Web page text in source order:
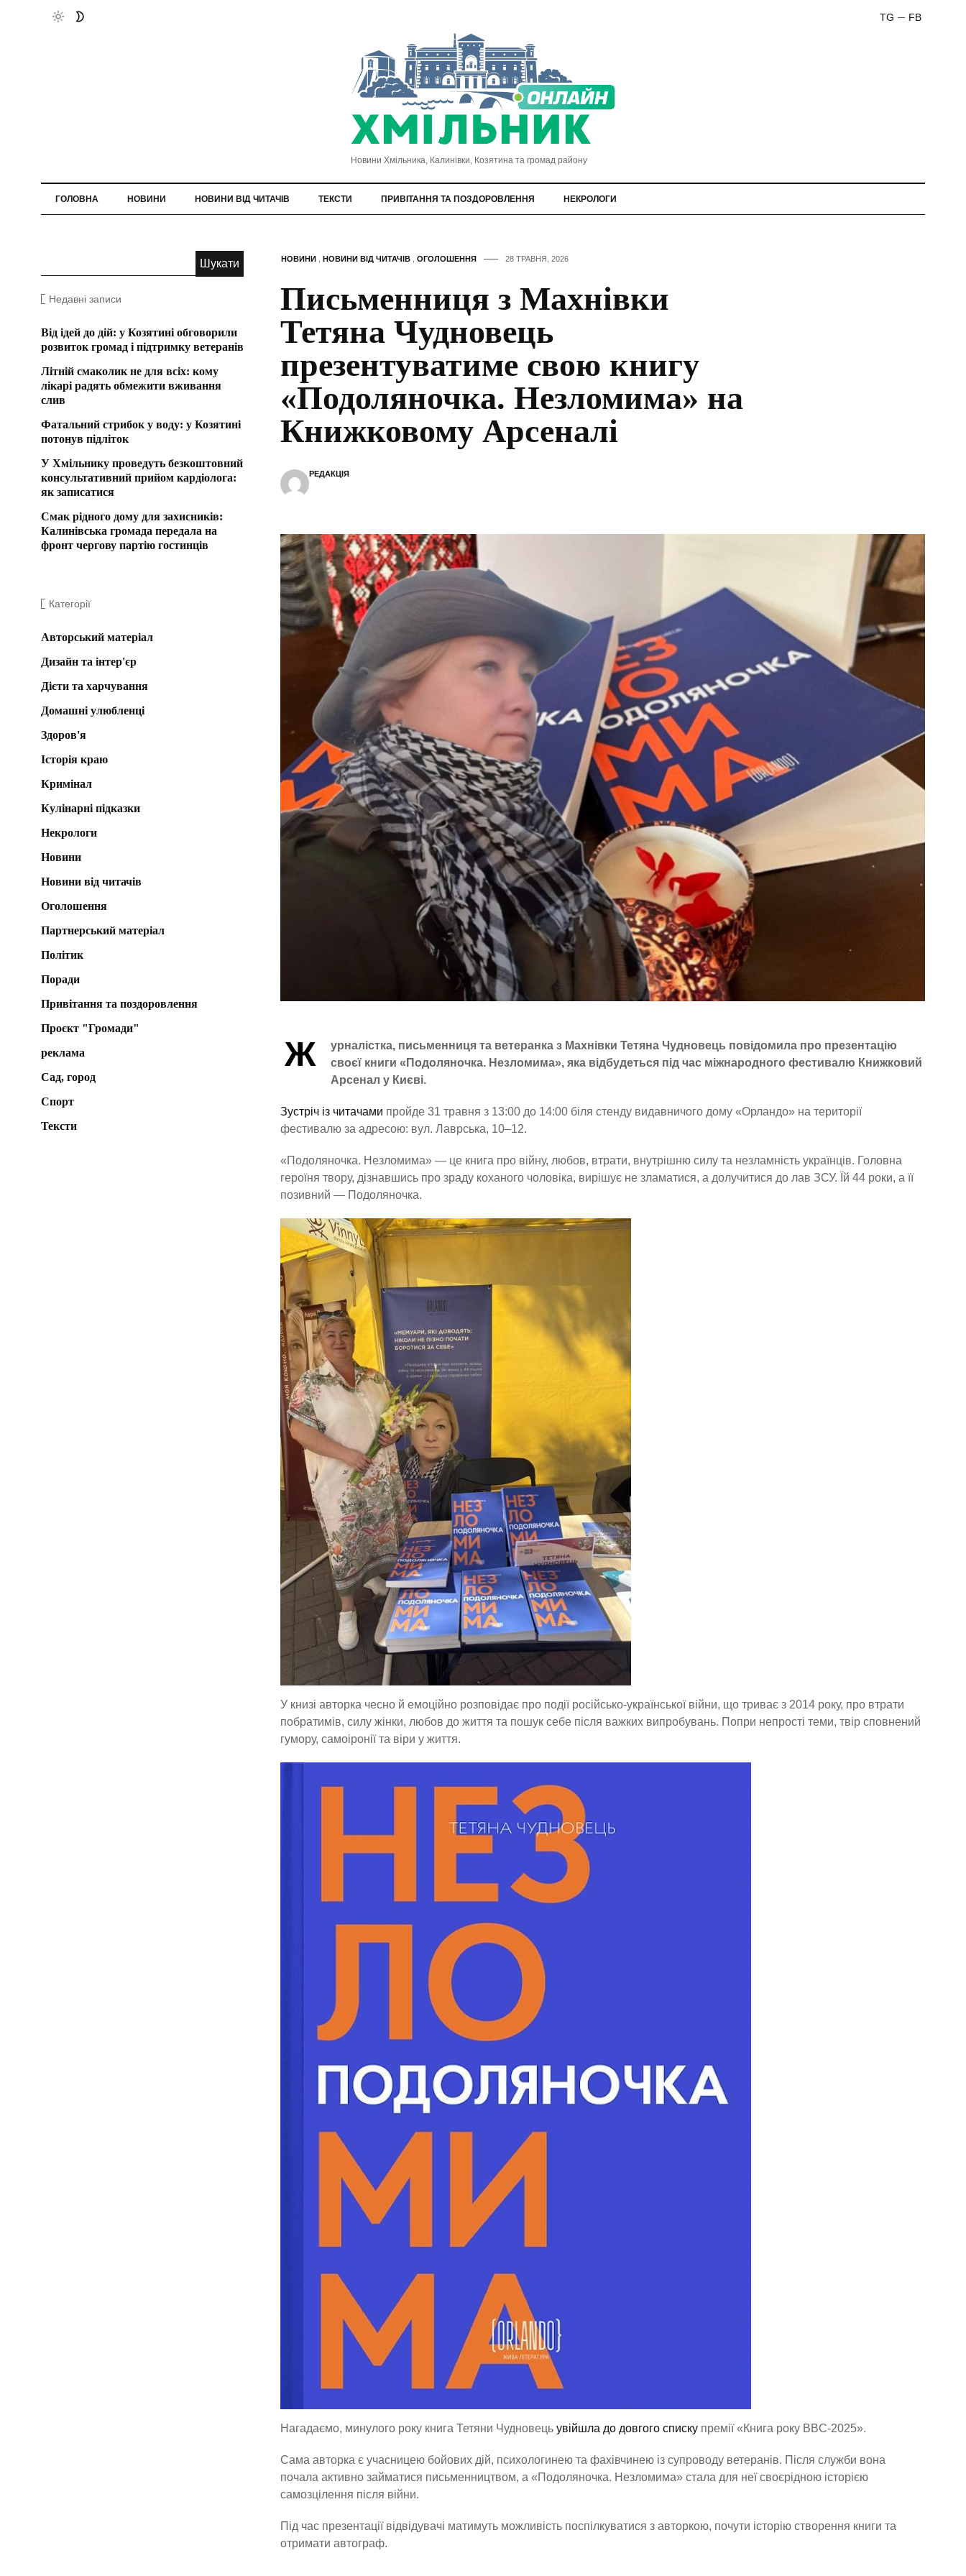
FB
TG
Новини Хмільника, Калинівки, Козятина та громад району
ГОЛОВНА НОВИНИ НОВИНИ ВІД ЧИТАЧІВ ТЕКСТИ ПРИВІТАННЯ ТА ПОЗДОРОВЛЕННЯ НЕКРОЛОГИ
НОВИНИ, НОВИНИ ВІД ЧИТАЧІВ, ОГОЛОШЕННЯ 28 ТРАВНЯ, 2026
Письменниця з Махнівки
Тетяна Чудновець
презентуватиме свою книгу
«Подоляночка. Незломима» на
Книжковому Арсеналі
РЕДАКЦІЯ
Ж
урналістка, письменниця та ветеранка з Махнівки Тетяна Чудновець повідомила про презентацію
своєї книги «Подоляночка. Незломима», яка відбудеться під час міжнародного фестивалю Книжковий
Арсенал у Києві.
Зустріч із читачами пройде 31 травня з 13:00 до 14:00 біля стенду видавничого дому «Орландо» на території
фестивалю за адресою: вул. Лаврська, 10–12.
«Подоляночка. Незломима» — це книга про війну, любов, втрати, внутрішню силу та незламність українців. Головна
героїня твору, дізнавшись про зраду коханого чоловіка, вирішує не зламатися, а долучитися до лав ЗСУ. Їй 44 роки, а її
позивний — Подоляночка.
У книзі авторка чесно й емоційно розповідає про події російсько-української війни, що триває з 2014 року, про втрати
побратимів, силу жінки, любов до життя та пошук себе після важких випробувань. Попри непрості теми, твір сповнений
гумору, самоіронії та віри у життя.
Нагадаємо, минулого року книга Тетяни Чудновець увійшла до довгого спискупремії «Книга року BBC-2025».
Сама авторка є учасницею бойових дій, психологинею та фахівчинею із супроводу ветеранів. Після служби вона
почала активно займатися письменництвом, а «Подоляночка. Незломима» стала для неї своєрідною історією
самозцілення після війни.
Під час презентації відвідувачі матимуть можливість поспілкуватися з авторкою, почути історію створення книги та
отримати автограф.
Недавні записи
Від ідей до дій: у Козятині обговорили
розвиток громад і підтримку ветеранів
Літній смаколик не для всіх: кому
лікарі радять обмежити вживання
слив
Фатальний стрибок у воду: у Козятині
потонув підліток
У Хмільнику проведуть безкоштовний
консультативний прийом кардіолога:
як записатися
Смак рідного дому для захисників:
Калинівська громада передала на
фронт чергову партію гостинців
Категорії
Авторський матеріал
Дизайн та інтер'єр
Дієти та харчування
Домашні улюбленці
Здоров'я
Історія краю
Кримінал
Кулінарні підказки
Некрологи
Новини
Новини від читачів
Оголошення
Партнерський матеріал
Політик
Поради
Привітання та поздоровлення
Проєкт "Громади"
реклама
Сад, город
Спорт
Тексти